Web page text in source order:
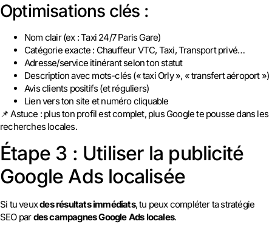
Optimisations clés :
Nom clair (ex : Taxi 24/7 Paris Gare)
Catégorie exacte : Chauffeur VTC, Taxi, Transport privé…
Adresse/service itinérant selon ton statut
Description avec mots-clés (« taxi Orly », « transfert aéroport »)
Avis clients positifs (et réguliers)
Lien vers ton site et numéro cliquable
📌 Astuce : plus ton profil est complet, plus Google te pousse dans les
recherches locales.
Étape 3 : Utiliser la publicité
Google Ads localisée
Si tu veuxdes résultats immédiats, tu peux compléter ta stratégie
SEO pardes campagnes Google Ads locales.